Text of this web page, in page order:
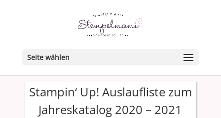
Seite wählen
Stampin‘ Up! Auslaufliste zum
Jahreskatalog 2020 – 2021